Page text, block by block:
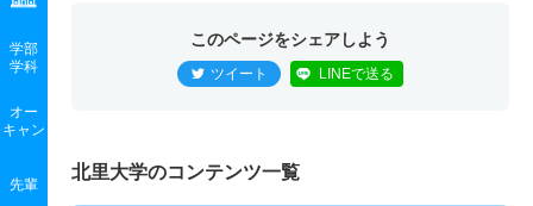
学部
学科
オー
キャン
先輩
このページをシェアしよう
ツイート LINEで送る
北里大学のコンテンツ一覧